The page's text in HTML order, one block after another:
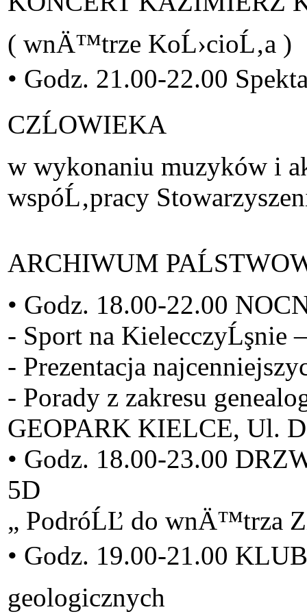
( wnÄ™trze KoĹ›cioĹ‚a )
• Godz. 21.00-22.00
CZĹOWIEKA
w wykonaniu muzyków i
wspóĹ‚pracy
ARCHIWUM
• Godz. 18.00-22.00
- Sport na KielecczyĹşnie
- Prezentacja
- Porady z zakresu
GEOPARK KIELCE, Ul.
• Godz. 18.00-23.00
5D
„ PodróĹĽ do wnÄ™trza
• Godz. 19.00-21.00
geologicznych